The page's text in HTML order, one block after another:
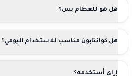
هل هو للعظام بس؟
هل كوانتابون مناسب للاستخدام اليومي؟
إزاي أستخدمه؟